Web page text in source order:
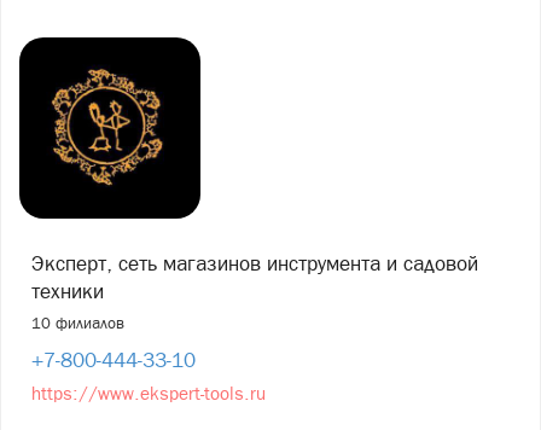
Эксперт, сеть магазинов инструмента и садовой
техники
10 филиалов
+7-800-444-33-10
https://www.ekspert-tools.ru